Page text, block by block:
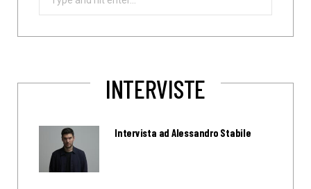
INTERVISTE
Intervista ad Alessandro Stabile